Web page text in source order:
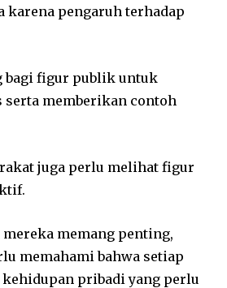
karena pengaruh terhadap
bagi figur publik untuk
serta memberikan contoh
juga perlu melihat figur
memang penting,
memahami bahwa setiap
pribadi yang perlu